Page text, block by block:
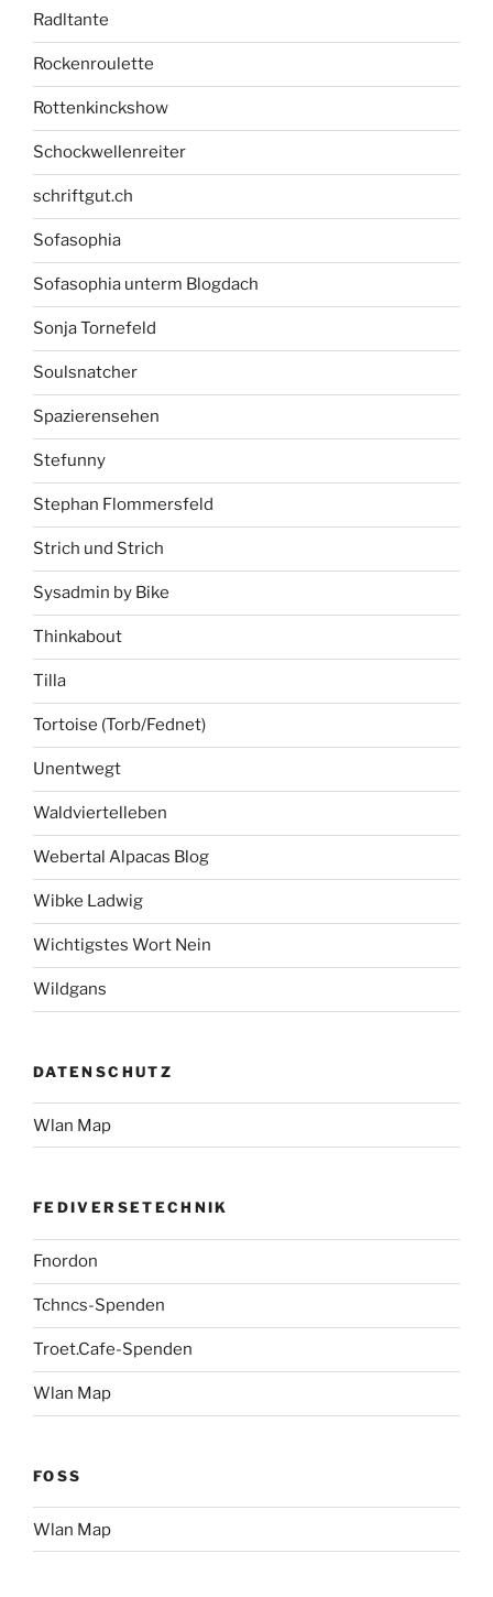
Radltante
Rockenroulette
Rottenkinckshow
Schockwellenreiter
schriftgut.ch
Sofasophia
Sofasophia unterm Blogdach
Sonja Tornefeld
Soulsnatcher
Spazierensehen
Stefunny
Stephan Flommersfeld
Strich und Strich
Sysadmin by Bike
Thinkabout
Tilla
Tortoise (Torb/Fednet)
Unentwegt
Waldviertelleben
Webertal Alpacas Blog
Wibke Ladwig
Wichtigstes Wort Nein
Wildgans
DATENSCHUTZ
Wlan Map
FEDIVERSETECHNIK
Fnordon
Tchncs-Spenden
Troet.Cafe-Spenden
Wlan Map
FOSS
Wlan Map